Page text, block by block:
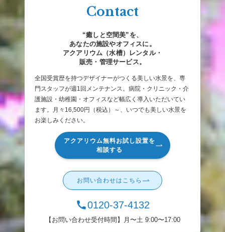
Contact
“癒しと空間美”を、
あなたの施設やオフィスに。
アクアリウム（水槽）レンタル・
販売・管理サービス。
全国受賞歴を持つデザイナーがつくる美しい水景を、専
門スタッフが週1回メンテナンス。病院・クリニック・介
護施設・幼稚園・オフィスなど幅広く導入いただいてい
ます。月々16,500円（税込）～、いつでも美しい水景を
お楽しみください。
アクアリウム無料お試し設置を
相談する
お問い合わせはこちら
0120-37-4132
【お問い合わせ受付時間】月〜土 9:00〜17:00